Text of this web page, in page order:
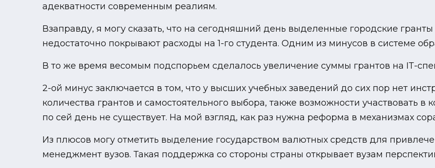
адекватности современным реалиям.
Взаправду, я могу сказать, что на сегодняшний день выделенные городские гранты
недостаточно покрывают расходы на 1-го студента. Одним из минусов в системе
В то же время весомым подспорьем сделалось увеличение суммы грантов на ІТ-
2-ой минус заключается в том, что у высших учебных заведений до сих пор нет
количества грантов и самостоятельного выбора, также возможности участвовать в
по сей день не существует. На мой взгляд, как раз нужна реформа в механизмах
Из плюсов могу отметить выделение государством валютных средств для
менеджмент вузов. Такая поддержка со стороны страны открывает вузам